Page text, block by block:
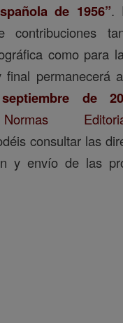
de 1956”.
contribuciones
como para
final permanecerá
de
Normas
consultar las
y envío de las